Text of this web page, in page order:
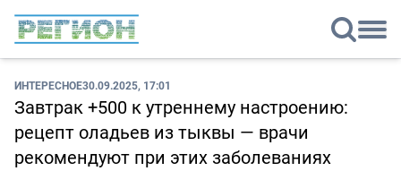
ИНТЕРЕСНОЕ30.09.2025, 17:01
Завтрак +500 к утреннему настроению:
рецепт оладьев из тыквы — врачи
рекомендуют при этих заболеваниях